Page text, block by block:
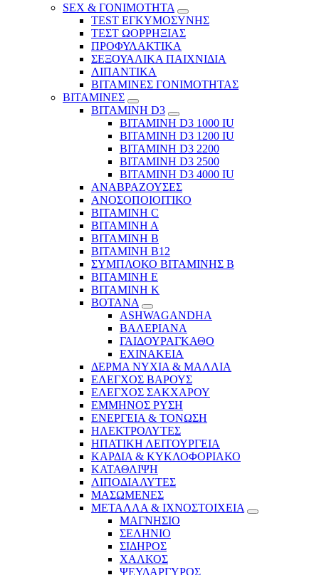
SEX & ΓΟΝΙΜΟΤΗΤΑ
TEST ΕΓΚΥΜΟΣΥΝΗΣ
ΤΕΣΤ ΩΟΡΡΗΞΙΑΣ
ΠΡΟΦΥΛΑΚΤΙΚΑ
ΣΕΞΟΥΑΛΙΚΑ ΠΑΙΧΝΙΔΙΑ
ΛΙΠΑΝΤΙΚΑ
ΒΙΤΑΜΙΝΕΣ ΓΟΝΙΜΟΤΗΤΑΣ
ΒΙΤΑΜΙΝΕΣ
ΒΙΤΑΜΙΝΗ D3
ΒΙΤΑΜΙΝΗ D3 1000 IU
ΒΙΤΑΜΙΝΗ D3 1200 IU
ΒΙΤΑΜΙΝΗ D3 2200
ΒΙΤΑΜΙΝΗ D3 2500
BITAMINH D3 4000 IU
ΑΝΑΒΡΑΖΟΥΣΕΣ
ΑΝΟΣΟΠΟΙΟΙΤΙΚΟ
ΒΙΤΑΜΙΝΗ C
ΒΙΤΑΜΙΝΗ Α
ΒΙΤΑΜΙΝΗ Β
ΒΙΤΑΜΙΝΗ Β12
ΣΥΜΠΛΟΚΟ ΒΙΤΑΜΙΝΗΣ Β
ΒΙΤΑΜΙΝΗ Ε
ΒΙΤΑΜΙΝΗ Κ
ΒΟΤΑΝΑ
ASHWAGANDHA
ΒΑΛΕΡΙΑΝΑ
ΓΑΙΔΟΥΡΑΓΚΑΘΟ
ΕΧΙΝΑΚΕΙΑ
ΔΕΡΜΑ ΝΥΧΙΑ & ΜΑΛΛΙΑ
ΕΛΕΓΧΟΣ ΒΑΡΟΥΣ
ΕΛΕΓΧΟΣ ΣΑΚΧΑΡΟΥ
ΕΜΜΗΝΟΣ ΡΥΣΗ
ΕΝΕΡΓΕΙΑ & ΤΟΝΩΣΗ
ΗΛΕΚΤΡΟΛΥΤΕΣ
ΗΠΑΤΙΚΗ ΛΕΙΤΟΥΡΓΕΙΑ
ΚΑΡΔΙΑ & ΚΥΚΛΟΦΟΡΙΑΚΟ
ΚΑΤΑΘΛΙΨΗ
ΛΙΠΟΔΙΑΛΥΤΕΣ
ΜΑΣΩΜΕΝΕΣ
ΜΕΤΑΛΛΑ & ΙΧΝΟΣΤΟΙΧΕΙΑ
ΜΑΓΝΗΣΙΟ
ΣΕΛΗΝΙΟ
ΣΙΔΗΡΟΣ
ΧΑΛΚΟΣ
ΨΕΥΔΑΡΓΥΡΟΣ